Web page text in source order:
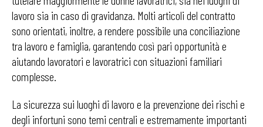
lavoro sia in caso di gravidanza. Molti articoli del contratto
sono orientati, inoltre, a rendere possibile una conciliazione
tra lavoro e famiglia, garantendo così pari opportunità e
aiutando lavoratori e lavoratrici con situazioni familiari
complesse.
La sicurezza sui luoghi di lavoro e la prevenzione dei rischi e
degli infortuni sono temi centrali e estremamente importanti